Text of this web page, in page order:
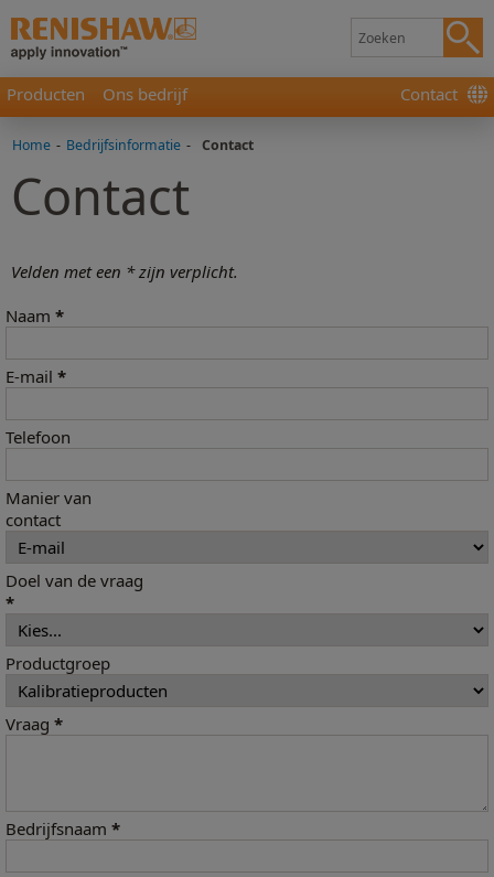
Producten Ons bedrijf Contact
Home - Bedrijfsinformatie - Contact
Contact
Velden met een * zijn verplicht.
Naam *
E-mail *
Telefoon
Manier van
contact
Doel van de vraag
*
Productgroep
Vraag *
Bedrijfsnaam *